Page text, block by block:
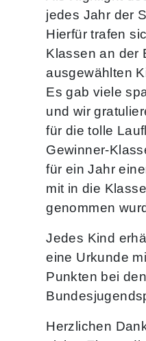
jedes Jahr der
Hierfür trafen
Klassen an der
ausgewählten
Es gab viele
und wir
für die tolle
Gewinner-
für ein Jahr
mit in die
genommen
Jedes Kind
eine Urkunde
Punkten bei den
Herzlichen